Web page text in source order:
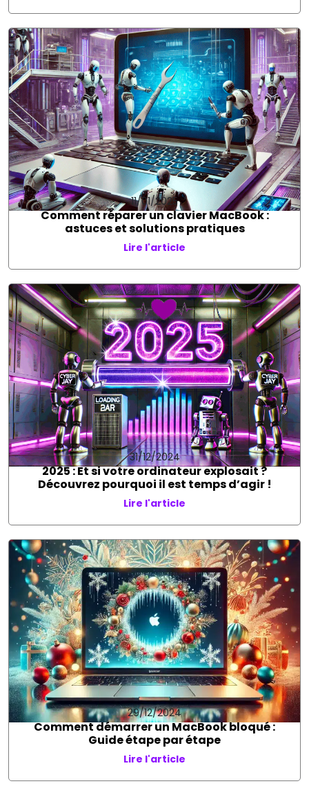
11/01/2025
Comment réparer un clavier MacBook :
astuces et solutions pratiques
Lire l'article
31/12/2024
2025 : Et si votre ordinateur explosait ?
Découvrez pourquoi il est temps d’agir !
Lire l'article
29/12/2024
Comment démarrer un MacBook bloqué :
Guide étape par étape
Lire l'article